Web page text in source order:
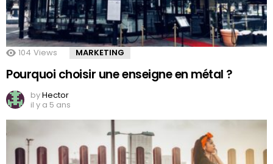
104 Views MARKETING
Pourquoi choisir une enseigne en métal ?
byHector
il y a 5 ans